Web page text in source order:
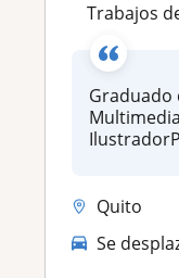
Trabajos
Graduado
Quito
Se